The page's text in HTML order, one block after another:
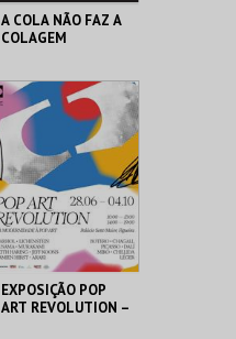
A COLA NÃO FAZ A
COLAGEM
ATELIER-MUSEU
JÚLIO POMAR
MAIS INFO
COMPRAR
EXPOSIÇÃO POP
ART REVOLUTION –